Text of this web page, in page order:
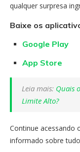
qualquer surpresa
Baixe os
Google Play
App Store
Leia mais: Quais
Limite Alto?
Continue acessando
informado sobre